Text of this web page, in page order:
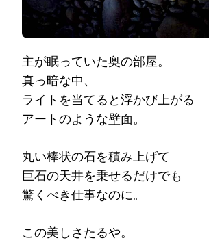
主が眠っていた奥の部屋。
真っ暗な中、
ライトを当てると浮かび上がる
アートのような壁面。
丸い棒状の石を積み上げて
巨石の天井を乗せるだけでも
驚くべき仕事なのに。
この美しさたるや。